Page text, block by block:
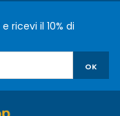
e ricevi il 10% di